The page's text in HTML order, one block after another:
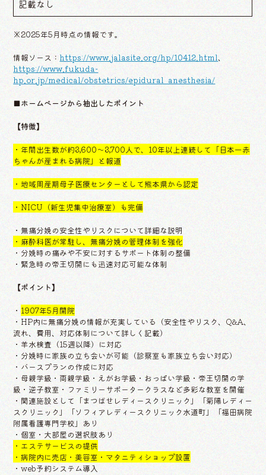
記載なし
※2025年5月時点の情報です。
情報ソース： https://www.jalasite.org/hp/10412.html、
https://www.fukuda-
hp.or.jp/medical/obstetrics/epidural_anesthesia/
■ホームページから抽出したポイント
【特徴】
・年間出生数が約3,600～3,700人で、10年以上連続して「日本一赤
ちゃんが産まれる病院」と報道
・地域周産期母子医療センターとして熊本県から認定
・NICU（新生児集中治療室）も完備
・無痛分娩の安全性やリスクについて詳細な説明
・麻酔科医が常駐し、無痛分娩の管理体制を強化
・分娩時の痛みや不安に対するサポート体制の整備
・緊急時の帝王切開にも迅速対応可能な体制
【ポイント】
・ 1907年5月開院
・HP内に無痛分娩の情報が充実している（安全性やリスク、Q&A、
流れ、費用、対応体制について詳しく記載）
・羊水検査（15週以降）に対応
・分娩時に家族の立ち会いが可能（診察室も家族立ち会い対応）
・バースプランの作成に対応
・母親学級・両親学級・えがお学級・おっぱい学級・帝王切開の学
級・逆子教室・ファミリーサポータークラスなど多彩な教室を開催
・関連施設として「まつばせレディースクリニック」「菊陽レディー
スクリニック」「ソフィアレディースクリニック水道町」「福田病院
附属看護専門学校」あり
・個室・大部屋の選択肢あり
・エステサービスの提供
・病院内に売店・美容室・マタニティショップ設置
・web予約システム導入